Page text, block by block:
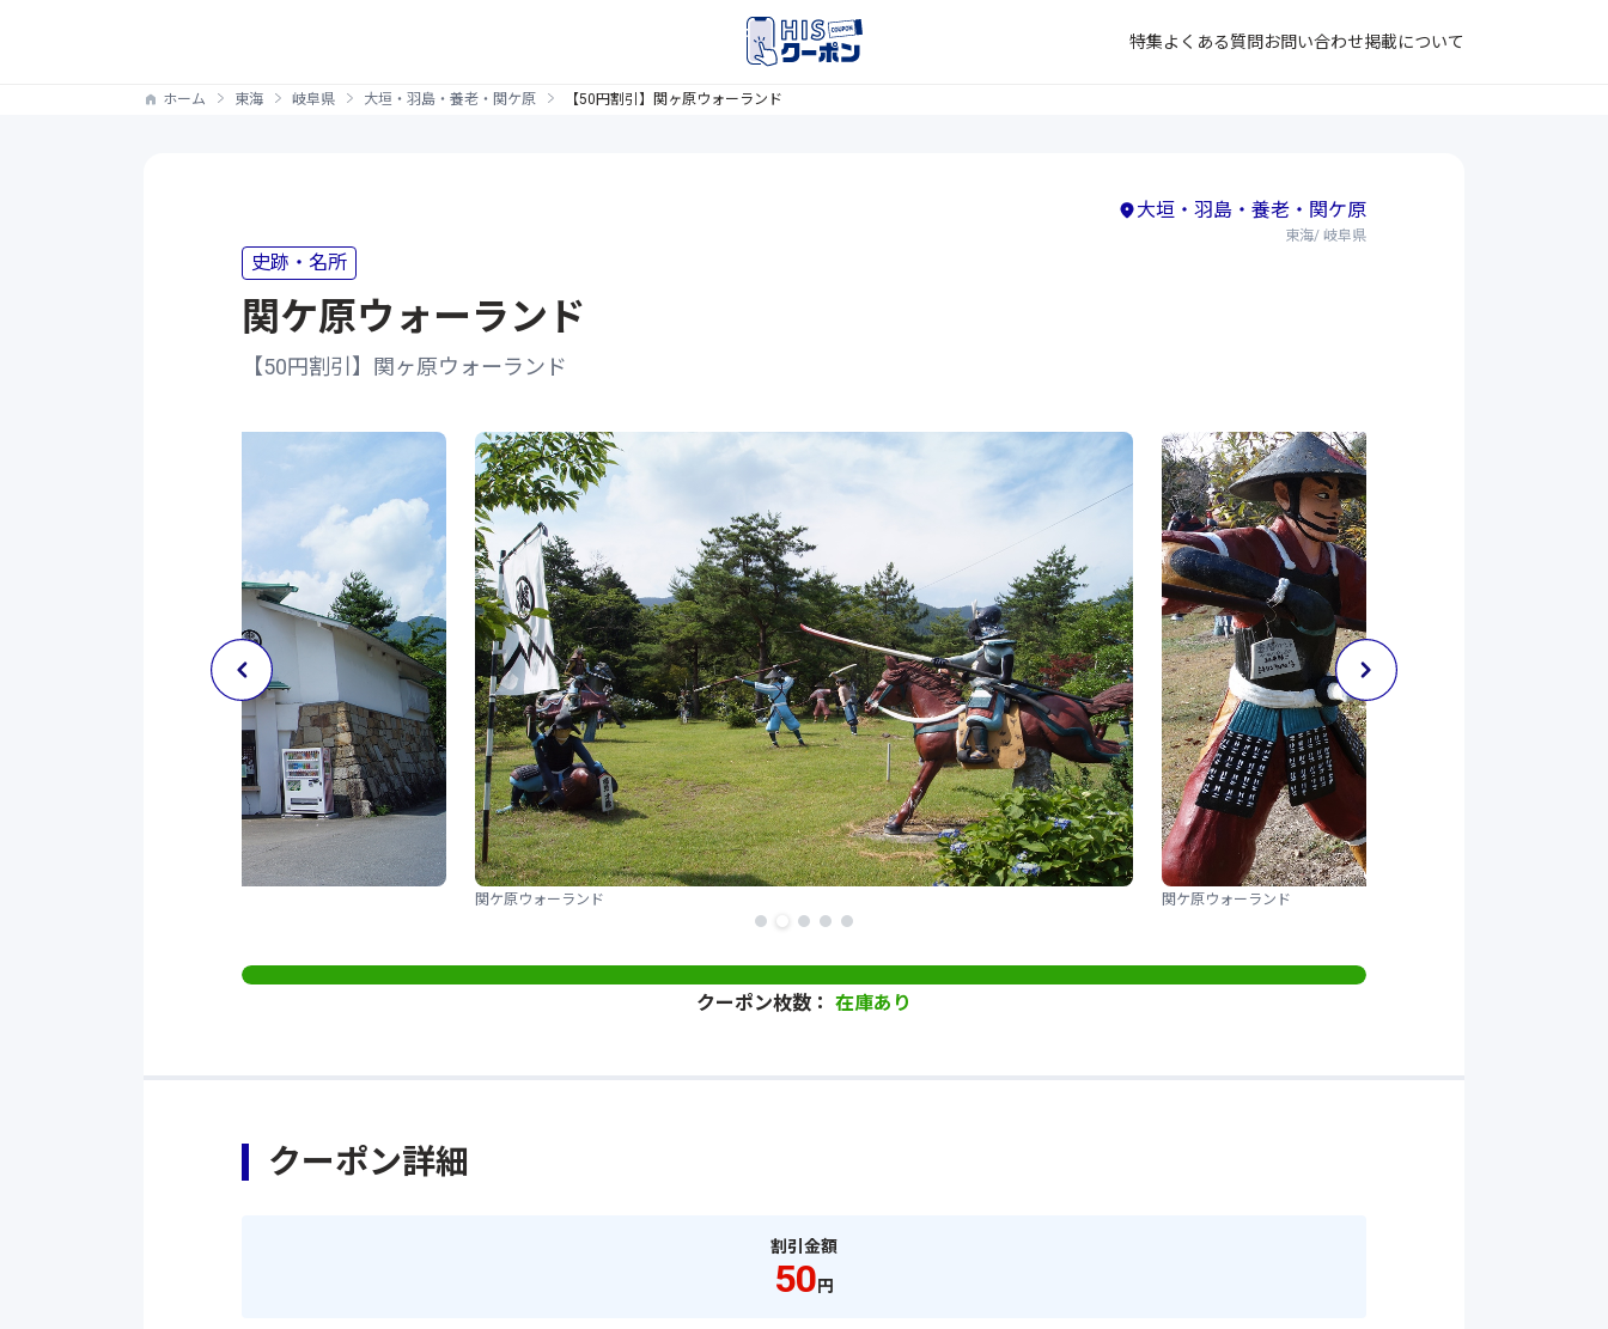
特集よくある質問お問い合わせ掲載について
ホーム 東海 岐阜県 大垣・羽島・養老・関ケ原 【50円割引】関ヶ原ウォーランド
大垣・羽島・養老・関ケ原
東海/ 岐阜県
史跡・名所
関ケ原ウォーランド
【50円割引】関ヶ原ウォーランド
クーポン枚数： 在庫あり
クーポン詳細
割引金額
50円